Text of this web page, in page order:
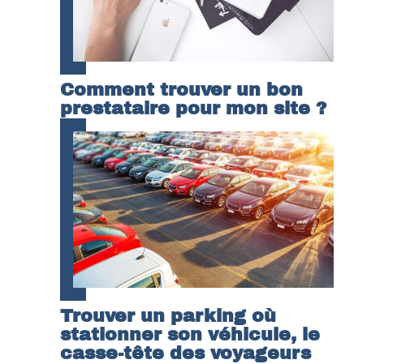
Comment trouver un bon
prestataire pour mon site ?
Trouver un parking où
stationner son véhicule, le
casse-tête des voyageurs